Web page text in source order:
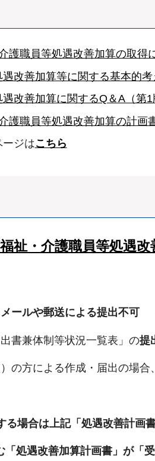
護職員等処遇改善加算の取得
改善加算等に関する基本的
改善加算に関するQ＆A（第
護職員等処遇改善加算の計画
ージはこちら
祉・介護職員等処遇改
メールや郵送による提出不可
書兼体制等状況一覧表」の提
の方による作成・届出の場合、
る場合は上記「処遇改善計画
「処遇改善加算計画書」が「